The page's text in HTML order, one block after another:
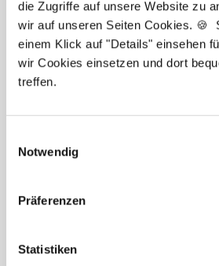
die Zugriffe auf unsere Website zu
wir auf unseren Seiten Cookies. 🍪
einem Klick auf "Details" einsehen
wir Cookies einsetzen und dort
treffen.
Notwendig
Präferenzen
Statistiken
Newsletter-Service: Ich
Neuigkeiten in der
bin damit
analysiert werden, damit
bereitgestellt werden
habe ich die
und bin mit ihr
habe ich die